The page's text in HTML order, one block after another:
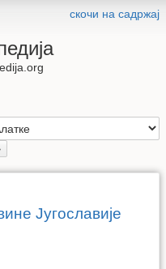
скочи на садржај
Југославије